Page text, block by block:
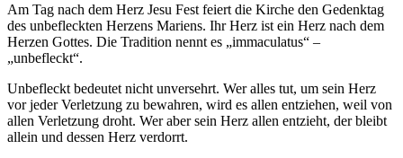
Am Tag nach dem Herz Jesu Fest feiert die Kirche den Gedenktag
des unbefleckten Herzens Mariens. Ihr Herz ist ein Herz nach dem
Herzen Gottes. Die Tradition nennt es „immaculatus“ –
„unbefleckt“.
Unbefleckt bedeutet nicht unversehrt. Wer alles tut, um sein Herz
vor jeder Verletzung zu bewahren, wird es allen entziehen, weil von
allen Verletzung droht. Wer aber sein Herz allen entzieht, der bleibt
allein und dessen Herz verdorrt.